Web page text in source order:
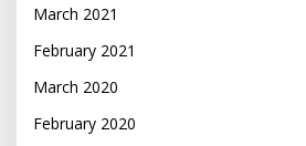
March 2021
February 2021
March 2020
February 2020